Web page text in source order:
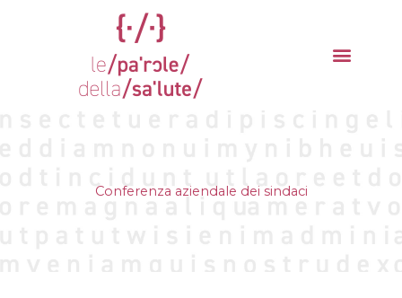
Conferenza aziendale dei sindaci